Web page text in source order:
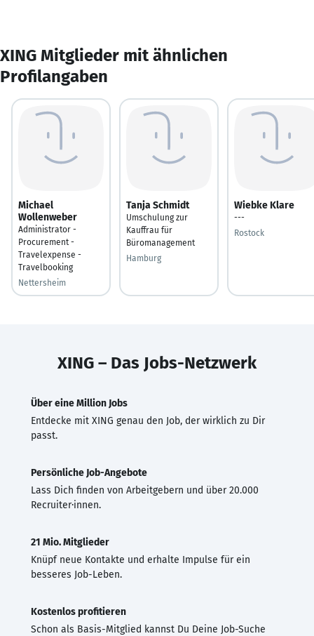
XING Mitglieder mit ähnlichen
Profilangaben
Michael
Wollenweber
Administrator -
Procurement -
Travelexpense -
Travelbooking
Nettersheim
Tanja Schmidt
Umschulung zur
Kauffrau für
Büromanagement
Hamburg
Wiebke Klare
---
Rostock
XING – Das Jobs-Netzwerk
Über eine Million Jobs
Entdecke mit XING genau den Job, der wirklich zu Dir
passt.
Persönliche Job-Angebote
Lass Dich finden von Arbeitgebern und über 20.000
Recruiter·innen.
21 Mio. Mitglieder
Knüpf neue Kontakte und erhalte Impulse für ein
besseres Job-Leben.
Kostenlos profitieren
Schon als Basis-Mitglied kannst Du Deine Job-Suche